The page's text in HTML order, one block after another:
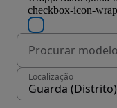
Localização
Guarda (Distrito)